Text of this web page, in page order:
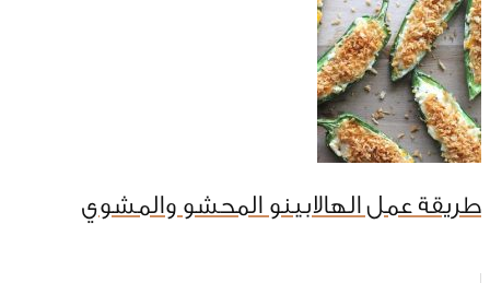
طريقة عمل الهالابينو المحشو والمشوي